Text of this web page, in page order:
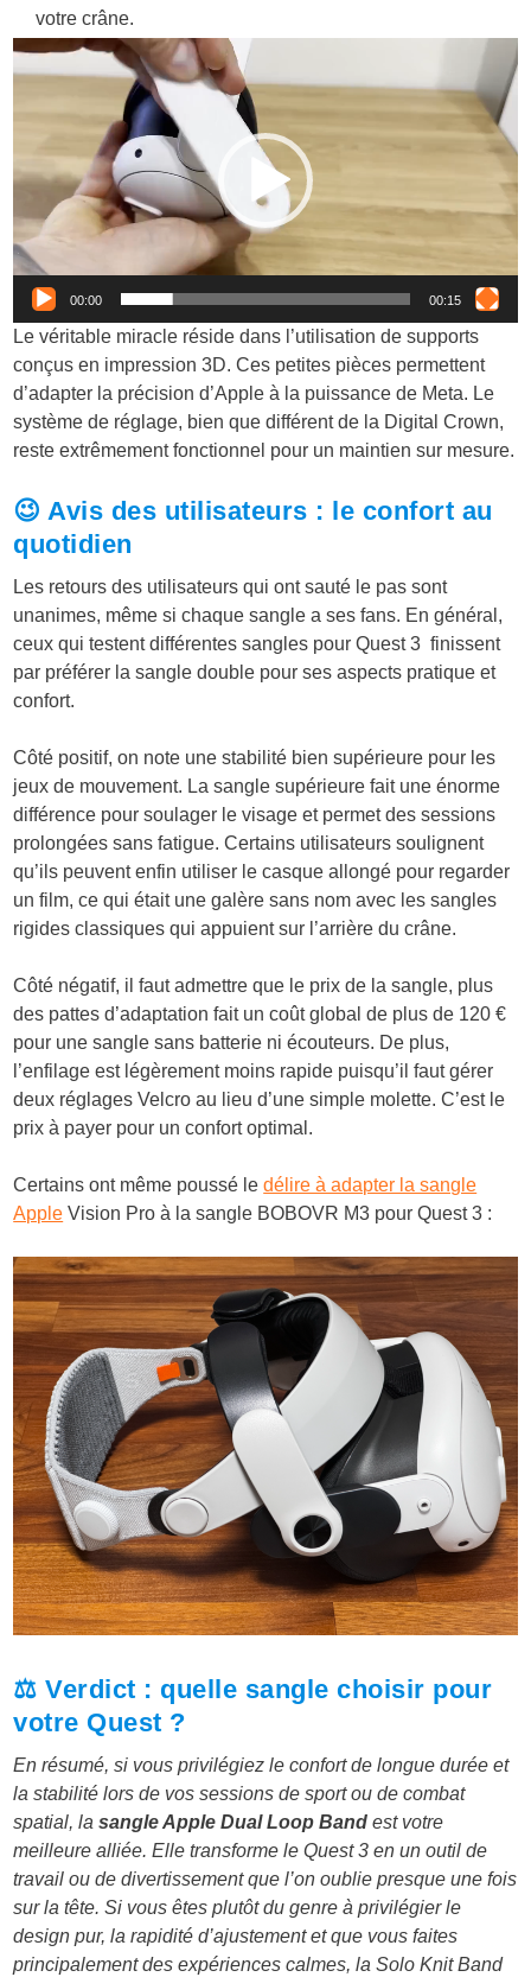
votre crâne.
Lecteur
vidéo
00:00 00:15
Le véritable miracle réside dans l’utilisation de supports
conçus en impression 3D. Ces petites pièces permettent
d’adapter la précision d’Apple à la puissance de Meta. Le
système de réglage, bien que différent de la Digital Crown,
reste extrêmement fonctionnel pour un maintien sur mesure.
😉 Avis des utilisateurs : le confort au
quotidien
Les retours des utilisateurs qui ont sauté le pas sont
unanimes, même si chaque sangle a ses fans. En général,
ceux qui testent différentes sangles pour Quest 3 finissent
par préférer la sangle double pour ses aspects pratique et
confort.
Côté positif, on note une stabilité bien supérieure pour les
jeux de mouvement. La sangle supérieure fait une énorme
différence pour soulager le visage et permet des sessions
prolongées sans fatigue. Certains utilisateurs soulignent
qu’ils peuvent enfin utiliser le casque allongé pour regarder
un film, ce qui était une galère sans nom avec les sangles
rigides classiques qui appuient sur l’arrière du crâne.
Côté négatif, il faut admettre que le prix de la sangle, plus
des pattes d’adaptation fait un coût global de plus de 120 €
pour une sangle sans batterie ni écouteurs. De plus,
l’enfilage est légèrement moins rapide puisqu’il faut gérer
deux réglages Velcro au lieu d’une simple molette. C’est le
prix à payer pour un confort optimal.
Certains ont même poussé ledélire à adapter la sangle
Apple Vision Pro à la sangle BOBOVR M3 pour Quest 3 :
⚖️ Verdict : quelle sangle choisir pour
votre Quest ?
En résumé, si vous privilégiez le confort de longue durée et
la stabilité lors de vos sessions de sport ou de combat
spatial, lasangle Apple Dual Loop Bandest votre
meilleure alliée. Elle transforme le Quest 3 en un outil de
travail ou de divertissement que l’on oublie presque une fois
sur la tête. Si vous êtes plutôt du genre à privilégier le
design pur, la rapidité d’ajustement et que vous faites
principalement des expériences calmes, la Solo Knit Band